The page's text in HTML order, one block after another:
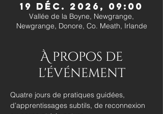
19 déc. 2026, 09:00
Vallée de la Boyne, Newgrange,
Newgrange, Donore, Co. Meath, Irlande
À propos de
l'événement
Quatre jours de pratiques guidées,
d’apprentissages subtils, de reconnexion